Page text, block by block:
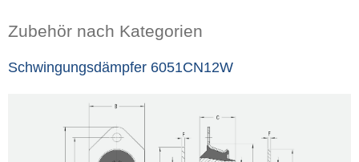
Zubehör nach Kategorien
Schwingungsdämpfer 6051CN12W